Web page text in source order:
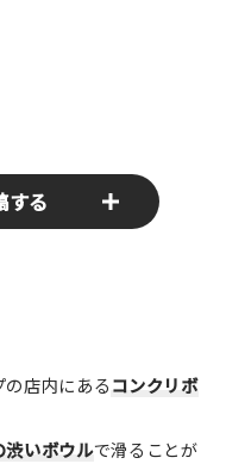
する
寄せください！みんな
店内にあるコンクリボ
渋いボウルで滑ることが